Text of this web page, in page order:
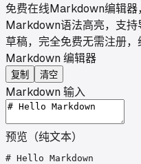
免费在线Markdown编辑器
Markdown语法高亮，支
草稿，完全免费无需注册，
Markdown 编辑器
复制 清空
Markdown 输入
预览（纯文本）
# Hello Markdown